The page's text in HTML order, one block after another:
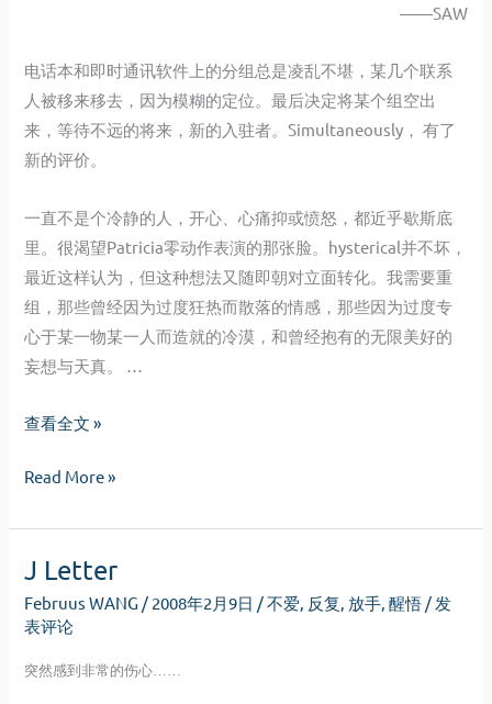
——SAW
电话本和即时通讯软件上的分组总是凌乱不堪，某几个联系
人被移来移去，因为模糊的定位。最后决定将某个组空出
来，等待不远的将来，新的入驻者。Simultaneously， 有了
新的评价。
一直不是个冷静的人，开心、心痛抑或愤怒，都近乎歇斯底
里。很渴望Patricia零动作表演的那张脸。hysterical并不坏，
最近这样认为，但这种想法又随即朝对立面转化。我需要重
组，那些曾经因为过度狂热而散落的情感，那些因为过度专
心于某一物某一人而造就的冷漠，和曾经抱有的无限美好的
妄想与天真。 …
冷
重
查看全文 »
冷
重
组
Read More »
J Letter
Februus WANG / 2008年2月9日 /不爱, 反复, 放手,醒悟 / 发
表评论
突然感到非常的伤心……